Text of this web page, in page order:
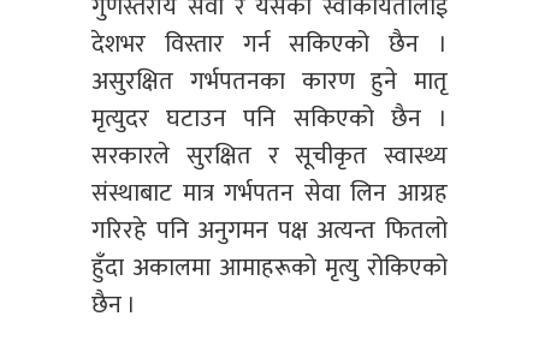
देशभर विस्तार गर्न सकिएको छैन ।
असुरक्षित गर्भपतनका कारण हुने मातृ
मृत्युदर घटाउन पनि सकिएको छैन ।
सरकारले सुरक्षित र सूचीकृत स्वास्थ्य
संस्थाबाट मात्र गर्भपतन सेवा लिन आग्रह
गरिरहे पनि अनुगमन पक्ष अत्यन्त फितलो
हुँदा अकालमा आमाहरूको मृत्यु रोकिएको
छैन ।